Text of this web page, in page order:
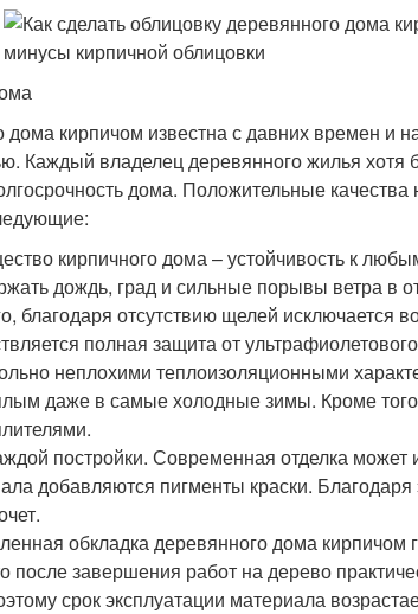
кирпичом известна с давних времен и
Каждый владелец деревянного жилья хотя
дома. Положительные
кирпичного дома – устойчивость к
дождь, град и сильные порывы ветра в
благодаря отсутствию щелей исключается
полная защита от
неплохими теплоизоляционными
даже в самые холодные зимы. Кроме
постройки. Современная отделка может
добавляются пигменты краски.
обкладка деревянного дома кирпичом
после завершения работ на дерево
срок эксплуатации материала